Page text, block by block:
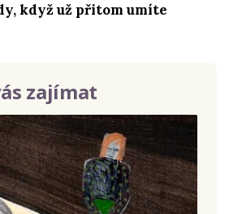
když už přitom umíte
zajímat